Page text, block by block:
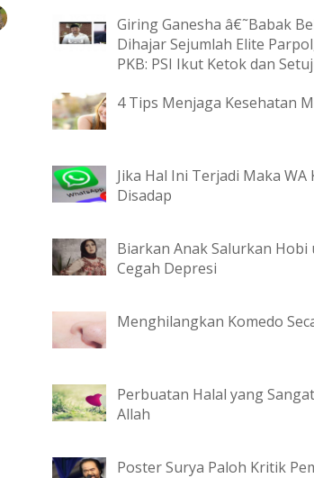
Giring Ganesha â€˜Babak
Dihajar Sejumlah Elite
PKB: PSI Ikut Ketok dan
4 Tips Menjaga Kesehatan
Jika Hal Ini Terjadi Maka WA
Disadap
Biarkan Anak Salurkan
Cegah Depresi
Menghilangkan Komedo
Perbuatan Halal yang
Allah
Poster Surya Paloh Kritik